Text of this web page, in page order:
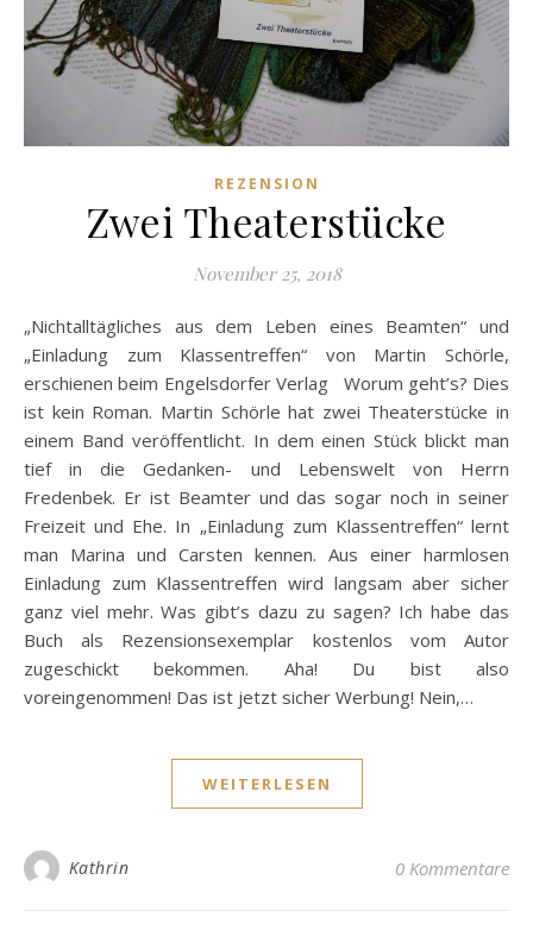
REZENSION
Zwei Theaterstücke
November 25, 2018
„Nichtalltägliches aus dem Leben eines Beamten“ und
„Einladung zum Klassentreffen“ von Martin Schörle,
erschienen beim Engelsdorfer Verlag Worum geht’s? Dies
ist kein Roman. Martin Schörle hat zwei Theaterstücke in
einem Band veröffentlicht. In dem einen Stück blickt man
tief in die Gedanken- und Lebenswelt von Herrn
Fredenbek. Er ist Beamter und das sogar noch in seiner
Freizeit und Ehe. In „Einladung zum Klassentreffen“ lernt
man Marina und Carsten kennen. Aus einer harmlosen
Einladung zum Klassentreffen wird langsam aber sicher
ganz viel mehr. Was gibt’s dazu zu sagen? Ich habe das
Buch als Rezensionsexemplar kostenlos vom Autor
zugeschickt bekommen. Aha! Du bist also
voreingenommen! Das ist jetzt sicher Werbung! Nein,…
WEITERLESEN
Kathrin 0 Kommentare